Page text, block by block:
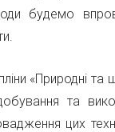
будемо
«Природні та
та
цих